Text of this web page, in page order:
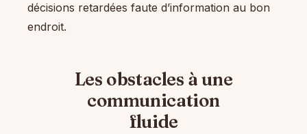
décisions retardées faute d’information au bon
endroit.
Les obstacles à une
communication
fluide